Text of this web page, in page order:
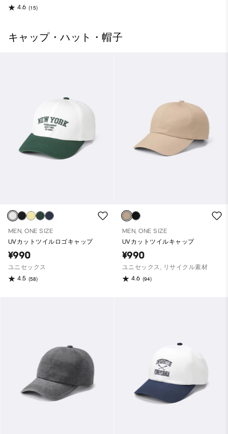
4.6 (15)
キャップ・ハット・帽子
MEN, ONE SIZE
UVカットツイルロゴキャップ
¥990
ユニセックス
4.5 (58)
MEN, ONE SIZE
UVカットツイルキャップ
¥990
ユニセックス, リサイクル素材
4.6 (94)